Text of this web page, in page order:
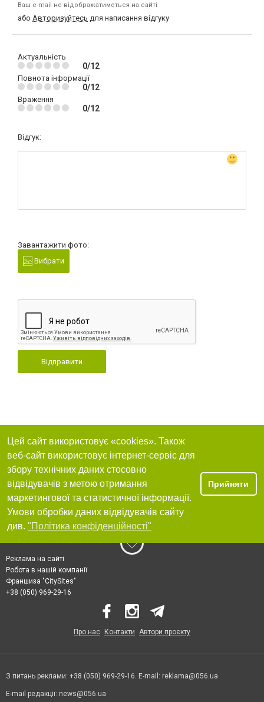
Ваш e-mail не відображатиметься на сайті
або Авторизуйтесь для написання відгуку
Актуальність
0/12
Повнота інформації
0/12
Враження
0/12
Відгук:
Завантажити фото:
Вибрати
Відправити
Цей сайт використовує «cookies». Також
веб-сайт використовує інтернет-сервіс для
збору технічних даних стосовно
відвідувачів з метою отримання
маркетингової та статистичної інформації.
Умови обробки даних відвідувачів сайту
див. "Політика конфіденційності"
Прийняти
Реклама на сайті
Робота в нашій компанії
Франшиза "CitySites"
+38 (050) 969-29-16
Про нас Контакти Автори проєкту
З питань реклами: +38 (050) 969-29-16. E-mail: reklama@056.ua
E-mail редакції: news@056.ua